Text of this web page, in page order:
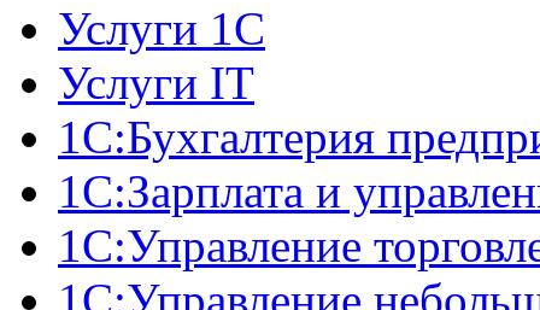
Услуги 1С
Услуги IT
1С:Бухгалтерия
1С:Зарплата и
1С:Управление
1С:Управление